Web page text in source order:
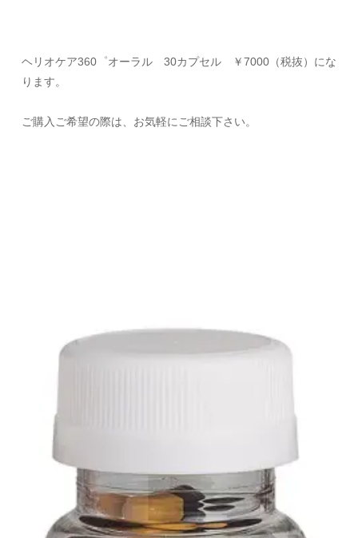
ヘリオケア360゜オーラル 30カプセル ￥7000（税抜）にな
ります。
ご購入ご希望の際は、お気軽にご相談下さい。